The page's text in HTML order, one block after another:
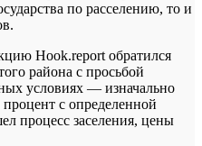
по расселению, то и
Hook.report обратился
района с просьбой
условиях — изначально
с определенной
процесс заселения, цены